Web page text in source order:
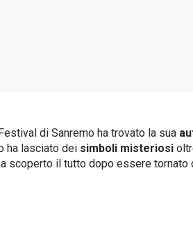
di Sanremo ha trovato la sua
ha lasciato dei simboli misteriosi
scoperto il tutto dopo essere tornato